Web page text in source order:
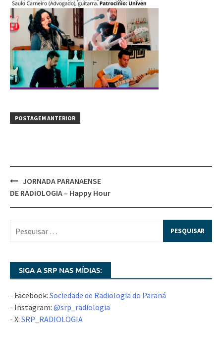
POSTAGEM ANTERIOR
JORNADA PARANAENSE
DE RADIOLOGIA – Happy Hour
SIGA A SRP NAS MÍDIAS:
- Facebook: Sociedade de Radiologia do Paraná
- Instagram: @srp_radiologia
- X: SRP_RADIOLOGIA